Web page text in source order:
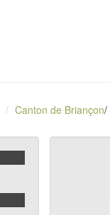
Canton de Briançon/